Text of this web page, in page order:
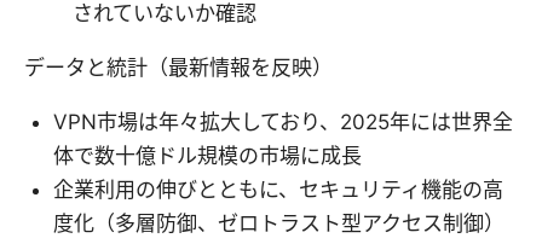
されていないか確認
データと統計（最新情報を反映）
VPN市場は年々拡大しており、2025年には世界全
体で数十億ドル規模の市場に成長
企業利用の伸びとともに、セキュリティ機能の高
度化（多層防御、ゼロトラスト型アクセス制御）